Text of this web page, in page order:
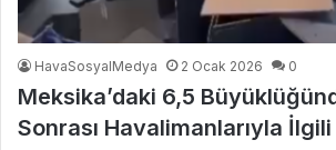
HavaSosyalMedya 2 Ocak 2026 0
Meksika’daki 6,5
Sonrası Havalimanlarıyla İlgili